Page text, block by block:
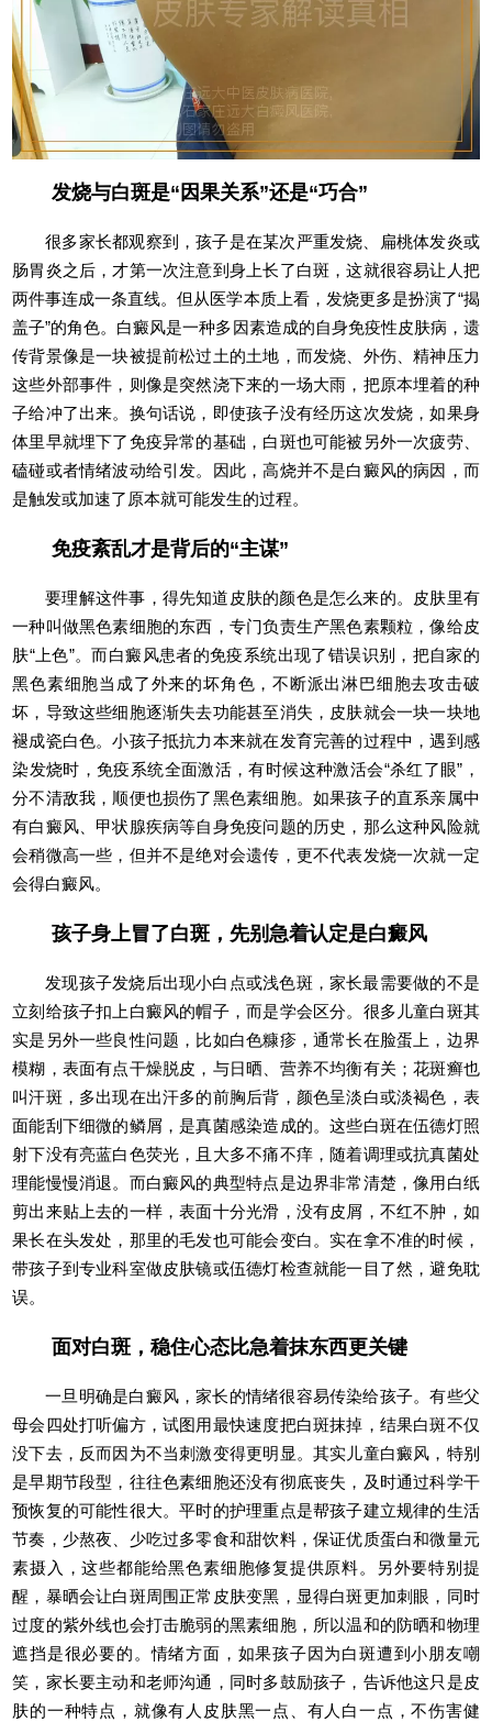
发烧与白斑是“因果关系”还是“巧合”
很多家长都观察到，孩子是在某次严重发烧、扁桃体发炎或
肠胃炎之后，才第一次注意到身上长了白斑，这就很容易让人把
两件事连成一条直线。但从医学本质上看，发烧更多是扮演了“揭
盖子”的角色。白癜风是一种多因素造成的自身免疫性皮肤病，遗
传背景像是一块被提前松过土的土地，而发烧、外伤、精神压力
这些外部事件，则像是突然浇下来的一场大雨，把原本埋着的种
子给冲了出来。换句话说，即使孩子没有经历这次发烧，如果身
体里早就埋下了免疫异常的基础，白斑也可能被另外一次疲劳、
磕碰或者情绪波动给引发。因此，高烧并不是白癜风的病因，而
是触发或加速了原本就可能发生的过程。
免疫紊乱才是背后的“主谋”
要理解这件事，得先知道皮肤的颜色是怎么来的。皮肤里有
一种叫做黑色素细胞的东西，专门负责生产黑色素颗粒，像给皮
肤“上色”。而白癜风患者的免疫系统出现了错误识别，把自家的
黑色素细胞当成了外来的坏角色，不断派出淋巴细胞去攻击破
坏，导致这些细胞逐渐失去功能甚至消失，皮肤就会一块一块地
褪成瓷白色。小孩子抵抗力本来就在发育完善的过程中，遇到感
染发烧时，免疫系统全面激活，有时候这种激活会“杀红了眼”，
分不清敌我，顺便也损伤了黑色素细胞。如果孩子的直系亲属中
有白癜风、甲状腺疾病等自身免疫问题的历史，那么这种风险就
会稍微高一些，但并不是绝对会遗传，更不代表发烧一次就一定
会得白癜风。
孩子身上冒了白斑，先别急着认定是白癜风
发现孩子发烧后出现小白点或浅色斑，家长最需要做的不是
立刻给孩子扣上白癜风的帽子，而是学会区分。很多儿童白斑其
实是另外一些良性问题，比如白色糠疹，通常长在脸蛋上，边界
模糊，表面有点干燥脱皮，与日晒、营养不均衡有关；花斑癣也
叫汗斑，多出现在出汗多的前胸后背，颜色呈淡白或淡褐色，表
面能刮下细微的鳞屑，是真菌感染造成的。这些白斑在伍德灯照
射下没有亮蓝白色荧光，且大多不痛不痒，随着调理或抗真菌处
理能慢慢消退。而白癜风的典型特点是边界非常清楚，像用白纸
剪出来贴上去的一样，表面十分光滑，没有皮屑，不红不肿，如
果长在头发处，那里的毛发也可能会变白。实在拿不准的时候，
带孩子到专业科室做皮肤镜或伍德灯检查就能一目了然，避免耽
误。
面对白斑，稳住心态比急着抹东西更关键
一旦明确是白癜风，家长的情绪很容易传染给孩子。有些父
母会四处打听偏方，试图用最快速度把白斑抹掉，结果白斑不仅
没下去，反而因为不当刺激变得更明显。其实儿童白癜风，特别
是早期节段型，往往色素细胞还没有彻底丧失，及时通过科学干
预恢复的可能性很大。平时的护理重点是帮孩子建立规律的生活
节奏，少熬夜、少吃过多零食和甜饮料，保证优质蛋白和微量元
素摄入，这些都能给黑色素细胞修复提供原料。另外要特别提
醒，暴晒会让白斑周围正常皮肤变黑，显得白斑更加刺眼，同时
过度的紫外线也会打击脆弱的黑素细胞，所以温和的防晒和物理
遮挡是很必要的。情绪方面，如果孩子因为白斑遭到小朋友嘲
笑，家长要主动和老师沟通，同时多鼓励孩子，告诉他这只是皮
肤的一种特点，就像有人皮肤黑一点、有人白一点，不伤害健